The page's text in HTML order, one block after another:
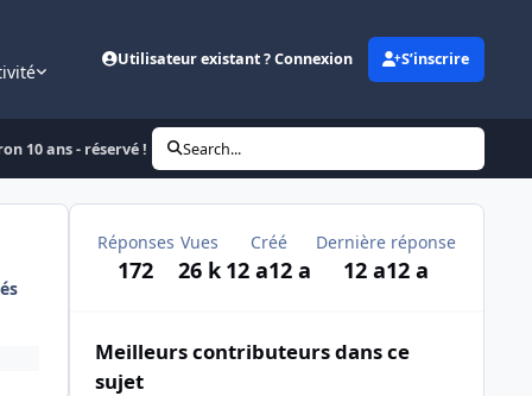
Utilisateur existant ? Connexion S’inscrire
10 ans - réservé ! Search...
Réponses
172
Vues
26 k
Créé
12 a12 a
Dernière réponse
12 a12 a
Meilleurs contributeurs dans ce
sujet